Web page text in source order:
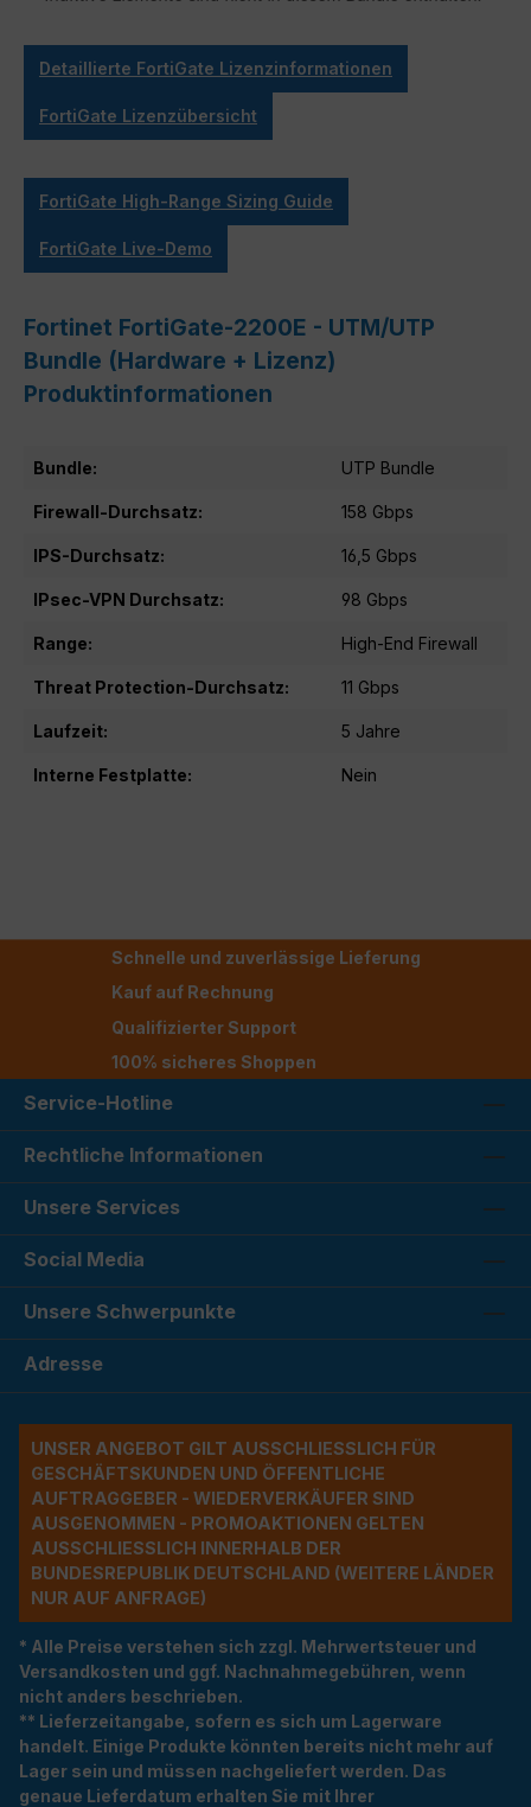
Detaillierte FortiGate Lizenzinformationen
FortiGate Lizenzübersicht
FortiGate High-Range Sizing Guide
FortiGate Live-Demo
Fortinet FortiGate-2200E - UTM/UTP
Bundle (Hardware + Lizenz)
Produktinformationen
Bundle: UTP Bundle
Firewall-Durchsatz: 158 Gbps
IPS-Durchsatz: 16,5 Gbps
IPsec-VPN Durchsatz: 98 Gbps
Range: High-End Firewall
Threat Protection-Durchsatz: 11 Gbps
Laufzeit: 5 Jahre
Interne Festplatte: Nein
Schnelle und zuverlässige Lieferung
Kauf auf Rechnung
Qualifizierter Support
100% sicheres Shoppen
Service-Hotline
Rechtliche Informationen
Unsere Services
Social Media
Unsere Schwerpunkte
Adresse
UNSER ANGEBOT GILT AUSSCHLIESSLICH FÜR G
ESCHÄFTSKUNDEN UND ÖFFENTLICHE A
UFTRAGGEBER - WIEDERVERKÄUFER SIND A
USGENOMMEN - PROMOAKTIONEN GELTEN A
USSCHLIESSLICH INNERHALB DER BU
NDESREPUBLIK DEUTSCHLAND (WEITERE LÄNDER NU
R AUF ANFRAGE)
* Alle Preise verstehen sich zzgl. Mehrwertsteuer und
Versandkosten und ggf. Nachnahmegebühren, wenn
nicht anders beschrieben.
** Lieferzeitangabe, sofern es sich um Lagerware
handelt. Einige Produkte könnten bereits nicht mehr auf
Lager sein und müssen nachgeliefert werden. Das
genaue Lieferdatum erhalten Sie mit Ihrer